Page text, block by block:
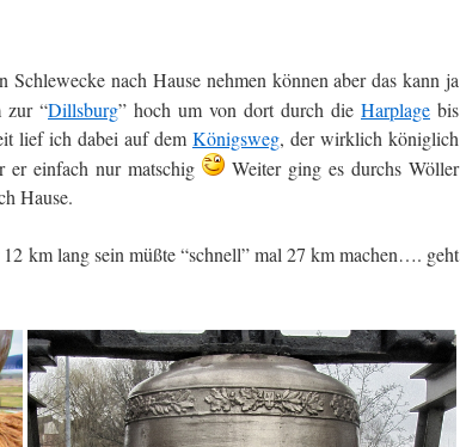
nach Hause nehmen können aber das kann ja
zur “Dillsburg” hoch um von dort durch die Harplage bis
lief ich dabei auf dem Königsweg, der wirklich königlich
einfach nur matschig
Weiter ging es durchs Wöller
Hause.
km lang sein müßte “schnell” mal 27 km machen…. geht